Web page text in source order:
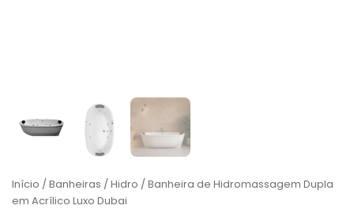
Início /Banheiras /Hidro / Banheira de Hidromassagem Dupla
em Acrílico Luxo Dubai